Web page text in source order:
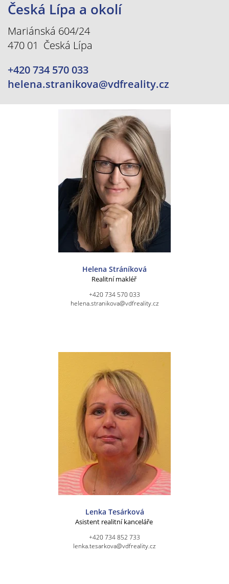
Česká Lípa a okolí
Mariánská 604/24
470 01 Česká Lípa
+420 734 570 033
helena.stranikova@vdfreality.cz
Helena Stráníková
Realitní makléř
+420 734 570 033
helena.stranikova@vdfreality.cz
Lenka Tesárková
Asistent realitní kanceláře
+420 734 852 733
lenka.tesarkova@vdfreality.cz